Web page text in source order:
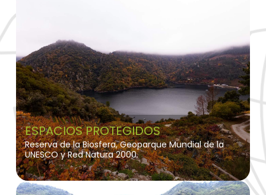
ESPACIOS PROTEGIDOS
Reserva de la Biosfera, Geoparque Mundial de la
UNESCO y Red Natura 2000.